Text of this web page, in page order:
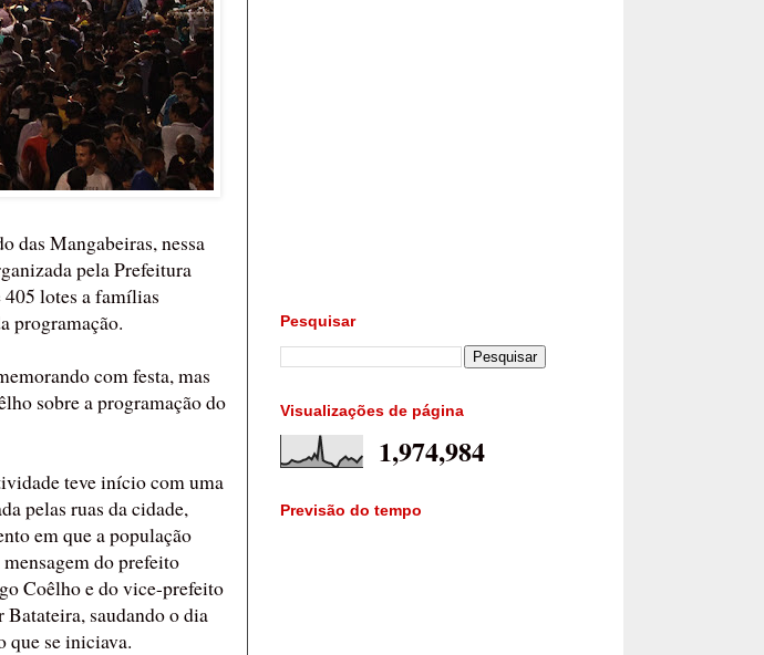
das Mangabeiras, nessa
pela Prefeitura
lotes a famílias
programação.
com festa, mas
sobre a programação do
teve início com uma
pelas ruas da cidade,
em que a população
do prefeito
Coêlho e do vice-prefeito
Batateira, saudando o dia
que se iniciava.
Pesquisar
Visualizações de página
1,974,984
Previsão do tempo